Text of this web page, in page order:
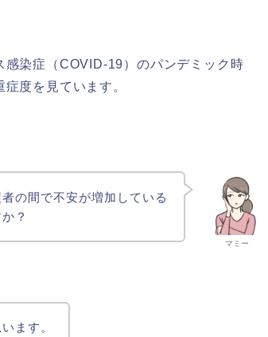
染症（COVID-19）のパンデミック時
度を見ています。
マミー
の間で不安が増加している
？
ます。